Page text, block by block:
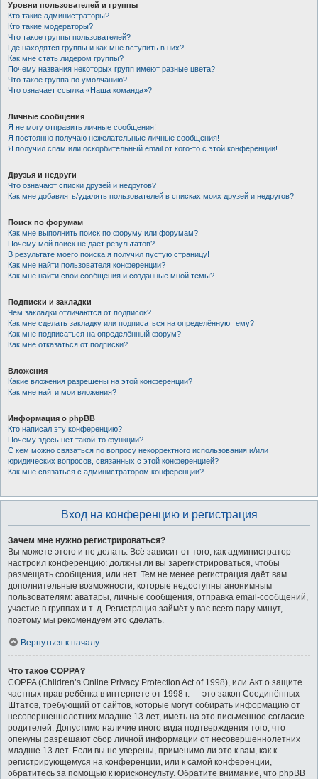
Уровни пользователей и группы
Кто такие администраторы?
Кто такие модераторы?
Что такое группы пользователей?
Где находятся группы и как мне вступить в них?
Как мне стать лидером группы?
Почему названия некоторых групп имеют разные цвета?
Что такое группа по умолчанию?
Что означает ссылка «Наша команда»?
Личные сообщения
Я не могу отправить личные сообщения!
Я постоянно получаю нежелательные личные сообщения!
Я получил спам или оскорбительный email от кого-то с этой конференции!
Друзья и недруги
Что означают списки друзей и недругов?
Как мне добавлять/удалять пользователей в списках моих друзей и недругов?
Поиск по форумам
Как мне выполнить поиск по форуму или форумам?
Почему мой поиск не даёт результатов?
В результате моего поиска я получил пустую страницу!
Как мне найти пользователя конференции?
Как мне найти свои сообщения и созданные мной темы?
Подписки и закладки
Чем закладки отличаются от подписок?
Как мне сделать закладку или подписаться на определённую тему?
Как мне подписаться на определённый форум?
Как мне отказаться от подписки?
Вложения
Какие вложения разрешены на этой конференции?
Как мне найти мои вложения?
Информация о phpBB
Кто написал эту конференцию?
Почему здесь нет такой-то функции?
С кем можно связаться по вопросу некорректного использования и/или
юридических вопросов, связанных с этой конференцией?
Как мне связаться с администратором конференции?
Вход на конференцию и регистрация
Зачем мне нужно регистрироваться?
Вы можете этого и не делать. Всё зависит от того, как администратор
настроил конференцию: должны ли вы зарегистрироваться, чтобы
размещать сообщения, или нет. Тем не менее регистрация даёт вам
дополнительные возможности, которые недоступны анонимным
пользователям: аватары, личные сообщения, отправка email-сообщений,
участие в группах и т. д. Регистрация займёт у вас всего пару минут,
поэтому мы рекомендуем это сделать.
Вернуться к началу
Что такое COPPA?
COPPA (Children’s Online Privacy Protection Act of 1998), или Акт о защите
частных прав ребёнка в интернете от 1998 г. — это закон Соединённых
Штатов, требующий от сайтов, которые могут собирать информацию от
несовершеннолетних младше 13 лет, иметь на это письменное согласие
родителей. Допустимо наличие иного вида подтверждения того, что
опекуны разрешают сбор личной информации от несовершеннолетних
младше 13 лет. Если вы не уверены, применимо ли это к вам, как к
регистрирующемуся на конференции, или к самой конференции,
обратитесь за помощью к юрисконсульту. Обратите внимание, что phpBB